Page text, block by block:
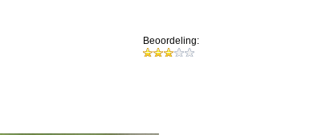
Beoordeling: